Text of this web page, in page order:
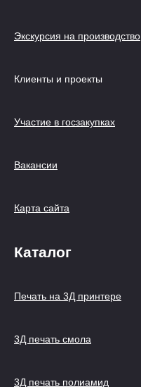
Экскурсия на производство
Клиенты и проекты
Участие в госзакупках
Вакансии
Карта сайта
Каталог
Печать на 3Д принтере
3Д печать смола
3Д печать полиамид